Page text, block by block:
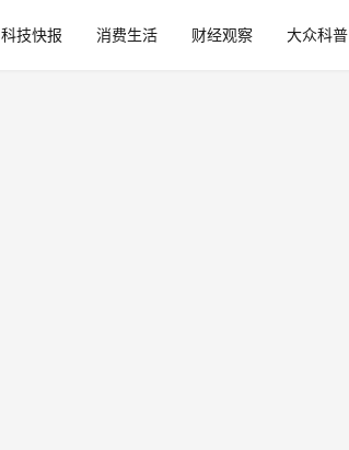
科技快报 消费生活 财经观察 大众科普